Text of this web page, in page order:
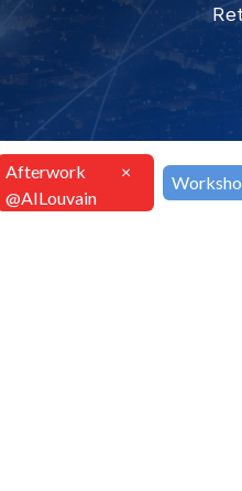
Afterwork
@AILouvain
×